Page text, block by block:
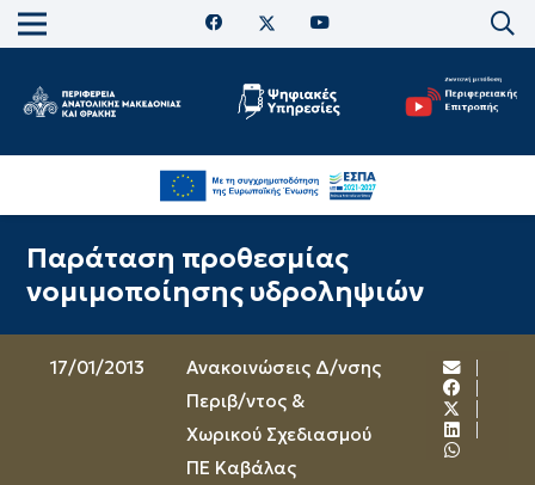
Παράταση προθεσμίας
νομιμοποίησης υδροληψιών
17/01/2013
Ανακοινώσεις Δ/νσης
Περιβ/ντος &
Χωρικού Σχεδιασμού
ΠΕ Καβάλας